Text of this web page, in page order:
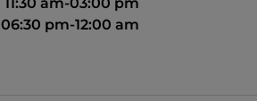
11:30 am-03:00 pm
06:30 pm-12:00 am